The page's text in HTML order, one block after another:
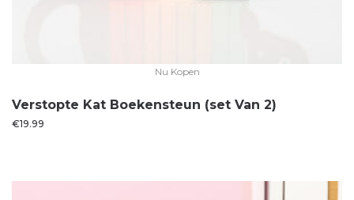
Nu Kopen
Verstopte Kat Boekensteun (set Van 2)
€19.99